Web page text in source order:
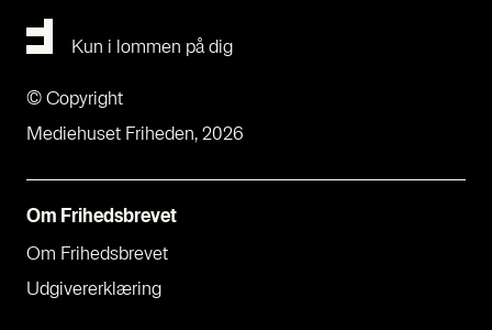
Om Fri­heds­bre­vet
Om Fri­heds­bre­vet
Udgi­ve­rer­klæ­ring
Kun i lommen på dig
Mediehuset Friheden, 2026
© Copyright